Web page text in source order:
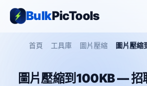
BulkPicTools
首頁 工具庫 圖片壓縮 圖片壓縮
圖片壓縮到100KB — 招